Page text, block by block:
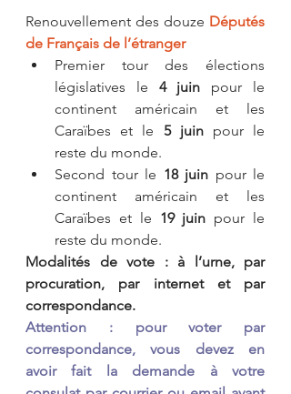
Renouvellement des douze Députés
de Français de l’étranger
Premier tour des élections
législatives le 4 juin pour le
continent américain et les
Caraïbes et le 5 juin pour le
reste du monde.
Second tour le 18 juin pour le
continent américain et les
Caraïbes et le 19 juin pour le
reste du monde.
Modalités de vote : à l’urne, par
procuration, par internet et par
correspondance.
Attention : pour voter par
correspondance, vous devez en
avoir fait la demande à votre